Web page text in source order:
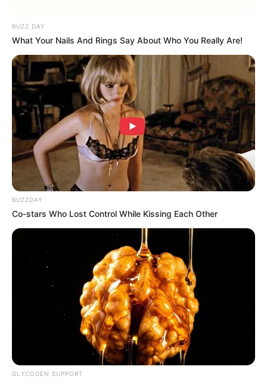
(foto: instagram/3ss3ntial.n33ds)
6. Model rambut keriting ternyata juga cocok untuk
mereka, apalagi warnanya sama dengan bulu di
BUZZ DAY
What Your Nails And Rings Say About Who You Really Are!
BUZZDAY
Co-stars Who Lost Control While Kissing Each Other
GLYCOGEN SUPPORT